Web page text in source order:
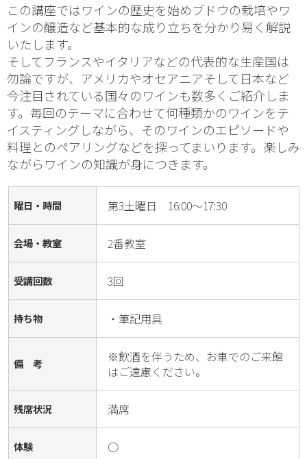
この講座ではワインの歴史を始めブドウの栽培やワ
インの醸造など基本的な成り立ちを分かり易く解説
いたします。
そしてフランスやイタリアなどの代表的な生産国は
勿論ですが、アメリカやオセアニアそして日本など
今注目されている国々のワインも数多くご紹介しま
す。毎回のテーマに合わせて何種類かのワインをテ
イスティングしながら、そのワインのエピソードや
料理とのペアリングなどを探ってまいります。楽しみ
ながらワインの知識が身につきます。
曜日・時間 第3土曜日 16:00～17:30
会場・教室 2番教室
受講回数 3回
持ち物 ・筆記用具
備 考
※飲酒を伴うため、お車でのご来館
はご遠慮ください。
残席状況 満席
体験 ○